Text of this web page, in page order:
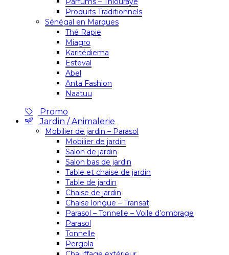
Produits Traditionnels
Sénégal en Marques
Thé Rapie
Miagro
Karitédiema
Esteval
Abel
Anta Fashion
Naatuu
Promo
Jardin / Animalerie
Mobilier de jardin – Parasol
Mobilier de jardin
Salon de jardin
Salon bas de jardin
Table et chaise de jardin
Table de jardin
Chaise de jardin
Chaise longue – Transat
Parasol – Tonnelle – Voile d’ombrage
Parasol
Tonnelle
Pergola